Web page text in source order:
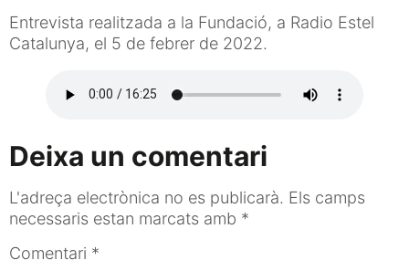
Entrevista realitzada a la Fundació, a Radio Estel
Catalunya, el 5 de febrer de 2022.
Deixa un comentari
L'adreça electrònica no es publicarà. Els camps
necessaris estan marcats amb *
Comentari *